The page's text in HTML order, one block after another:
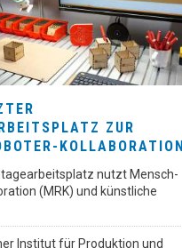
ZUR
KOLLABORATION
nutzt Mensch-
(MRK) und künstliche
Institut für Produktion und